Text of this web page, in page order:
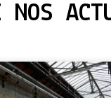
NOS